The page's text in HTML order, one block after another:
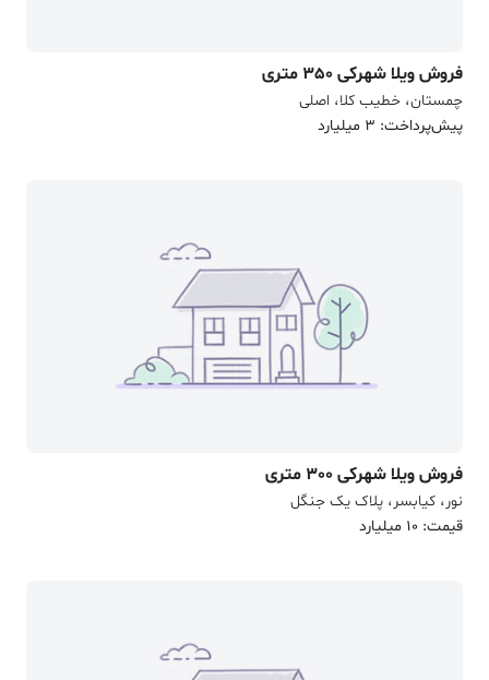
فروش ویلا شهرکی 350 متری
چمستان، خطیب کلا، اصلی
پیش‌پرداخت: 3 میلیارد
فروش ویلا شهرکی 300 متری
نور، کیابسر، پلاک یک جنگل
قیمت: 10 میلیارد